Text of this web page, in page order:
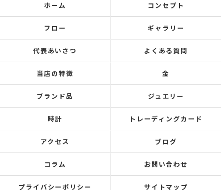
ホーム コンセプト
フロー ギャラリー
代表あいさつ よくある質問
当店の特徴 金
ブランド品 ジュエリー
時計 トレーディングカード
アクセス ブログ
コラム お問い合わせ
プライバシーポリシー サイトマップ